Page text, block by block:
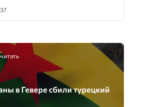
в Гевере сбили турецкий